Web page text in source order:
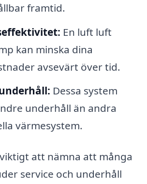
framtid.
En luft luft
kan minska dina
avsevärt över tid.
Dessa system
underhåll än andra
värmesystem.
att nämna att många
service och underhåll